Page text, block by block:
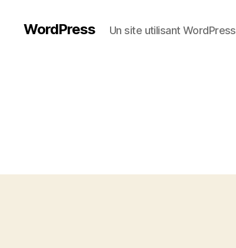
WordPress Un site utilisant WordPress